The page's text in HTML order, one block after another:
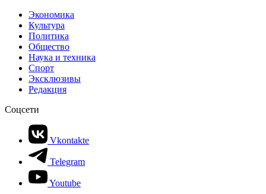
Экономика
Культура
Политика
Общество
Наука и техника
Спорт
Эксклюзивы
Редакция
Соцсети
Vkontakte
Telegram
Youtube